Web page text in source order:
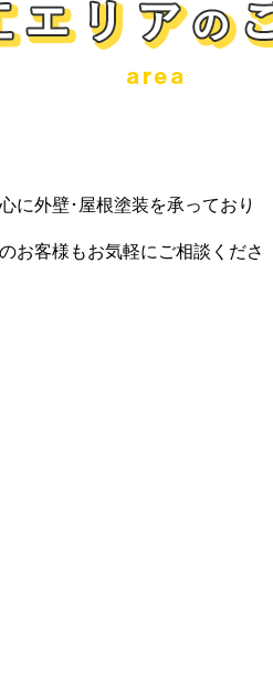
に外壁･屋根塗装を承っており
お客様もお気軽にご相談くださ